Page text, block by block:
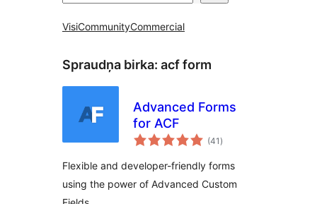
VisiCommunityCommercial
Spraudņa birka: acf form
Advanced Forms
for ACF
(41 vērtējumu
kopsumma
)
Flexible and developer-friendly forms
using the power of Advanced Custom